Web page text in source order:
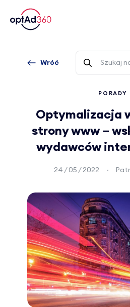
Wróć
PORADY
Optymalizacja
strony www –
wydawców
24 / 05 / 2022